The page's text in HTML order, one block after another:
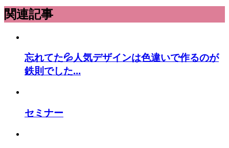
関連記事
忘れてた💦人気デザインは色違いで作るのが
鉄則でした...
セミナー